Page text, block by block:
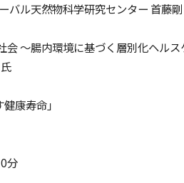
ル天然物科学研究センター 首藤
～腸内環境に基づく層別化ヘルス
康寿命」
分